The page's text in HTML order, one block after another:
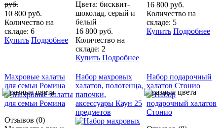
руб.
10 800 руб.
Количество на
складе: 6
Купить Подробнее
Цвета: бисквит-
шоколад, серый и
белый
16 800 руб.
Количество на
складе: 2
Купить Подробнее
16 800 руб.
Количество на
складе: 5
Купить Подробнее
Махровые халаты
для семьи Ромина
Отзывов (0)
Набор махровых
халатов, полотенца,
папочки,
аксессуары Каун 25
предметов
Набор подарочный
халатов Стонио